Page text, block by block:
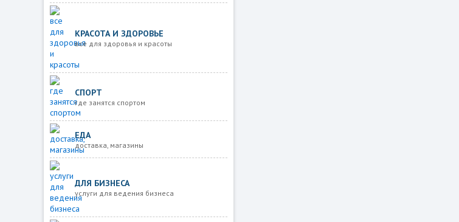
КРАСОТА И ЗДОРОВЬЕ
все для здоровья и красоты
СПОРТ
где занятся спортом
ЕДА
доставка, магазины
ДЛЯ БИЗНЕСА
услуги для ведения бизнеса